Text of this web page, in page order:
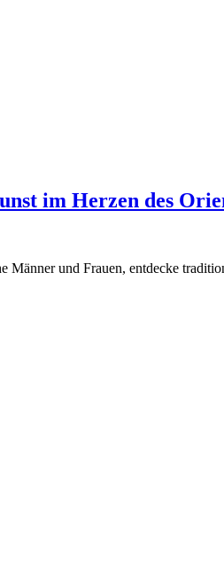
im Herzen des
Männer und Frauen, entdecke